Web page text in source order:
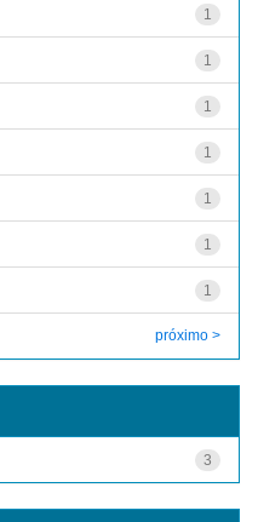
1
1
1
1
1
1
1
próximo >
3